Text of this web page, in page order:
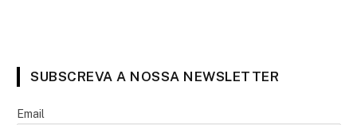
SUBSCREVA A NOSSA NEWSLETTER
Email